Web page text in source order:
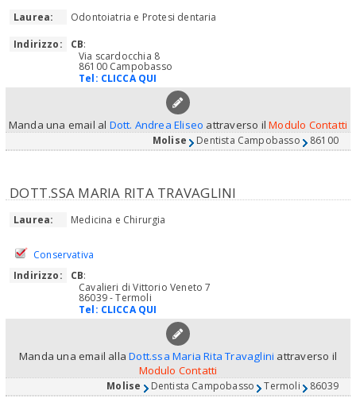
Laurea:
Odontoiatria e Protesi dentaria
Indirizzo:
CB:
Via scardocchia 8
86100 Campobasso
Tel: CLICCA QUI
Manda una email al Dott. Andrea Eliseo attraverso ilModulo Contatti
Molise Dentista Campobasso 86100
DOTT.SSA MARIA RITA TRAVAGLINI
Laurea: Medicina e Chirurgia
Conservativa
Indirizzo:
CB:
Cavalieri di Vittorio Veneto 7
86039 - Termoli
Tel: CLICCA QUI
Manda una email allaDott.ssa Maria Rita Travaglini attraverso il
Modulo Contatti
Molise Dentista Campobasso Termoli 86039